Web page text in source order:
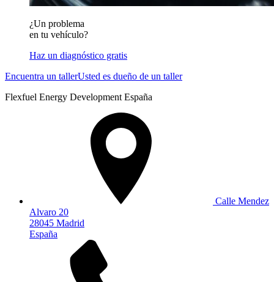
¿Un problema
en tu vehículo?
Haz un diagnóstico gratis
Encuentra un tallerUsted es dueño de un taller
Flexfuel Energy Development España
Calle Mendez
Alvaro 20
28045 Madrid
España